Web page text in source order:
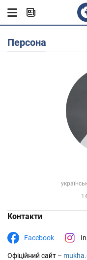
Персона
Контакти
Facebook
Офіційний сайт –